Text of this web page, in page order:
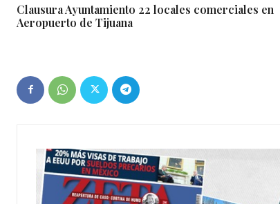
Clausura Ayuntamiento 22 locales comerciales en
Aeropuerto de Tijuana